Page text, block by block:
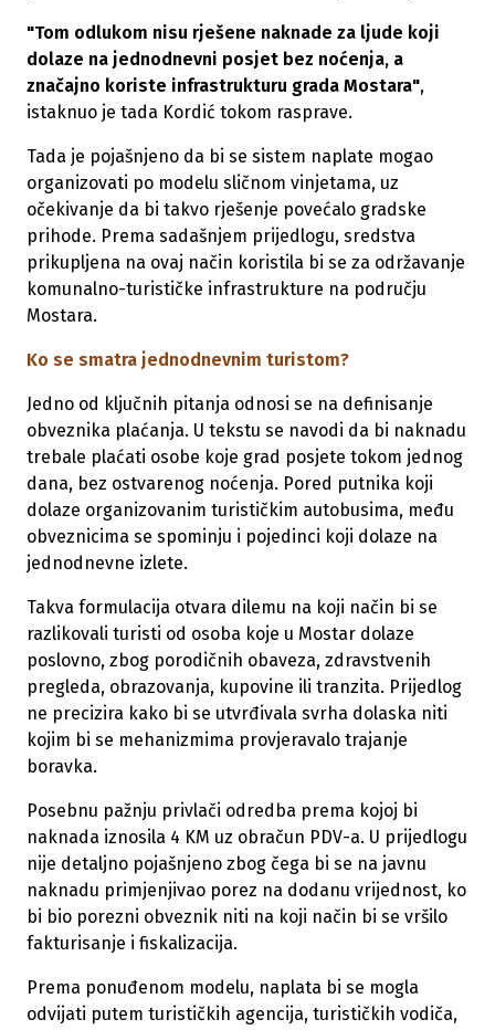
"Tom odlukom nisu rješene naknade za ljude koji
dolaze na jednodnevni posjet bez noćenja, a
značajno koriste infrastrukturu grada Mostara",
istaknuo je tada Kordić tokom rasprave.
Tada je pojašnjeno da bi se sistem naplate mogao
organizovati po modelu sličnom vinjetama, uz
očekivanje da bi takvo rješenje povećalo gradske
prihode. Prema sadašnjem prijedlogu, sredstva
prikupljena na ovaj način koristila bi se za održavanje
komunalno-turističke infrastrukture na području
Mostara.
Ko se smatra jednodnevnim turistom?
Jedno od ključnih pitanja odnosi se na definisanje
obveznika plaćanja. U tekstu se navodi da bi naknadu
trebale plaćati osobe koje grad posjete tokom jednog
dana, bez ostvarenog noćenja. Pored putnika koji
dolaze organizovanim turističkim autobusima, među
obveznicima se spominju i pojedinci koji dolaze na
jednodnevne izlete.
Takva formulacija otvara dilemu na koji način bi se
razlikovali turisti od osoba koje u Mostar dolaze
poslovno, zbog porodičnih obaveza, zdravstvenih
pregleda, obrazovanja, kupovine ili tranzita. Prijedlog
ne precizira kako bi se utvrđivala svrha dolaska niti
kojim bi se mehanizmima provjeravalo trajanje
boravka.
Posebnu pažnju privlači odredba prema kojoj bi
naknada iznosila 4 KM uz obračun PDV-a. U prijedlogu
nije detaljno pojašnjeno zbog čega bi se na javnu
naknadu primjenjivao porez na dodanu vrijednost, ko
bi bio porezni obveznik niti na koji način bi se vršilo
fakturisanje i fiskalizacija.
Prema ponuđenom modelu, naplata bi se mogla
odvijati putem turističkih agencija, turističkih vodiča,